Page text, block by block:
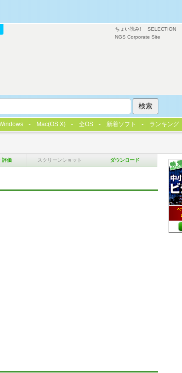
評価 スクリーンショット ダウンロード
ちょい読み! SELECTION
NGS Corporate Site
Mac(OS X) 全OS 新着ソフト ランキング